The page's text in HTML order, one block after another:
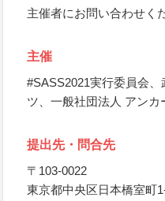
主催者にお問い合わせく
主催
#SASS2021実行委員会
ツ、一般社団法人 アンカ
提出先・問合先
〒103-0022
東京都中央区日本橋室町